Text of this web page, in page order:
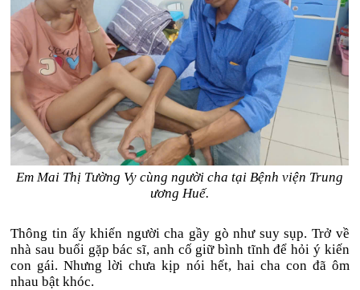
Em Mai Thị Tường Vy cùng người cha tại Bệnh viện Trung
ương Huế.
Thông tin ấy khiến người cha gầy gò như suy sụp. Trở về
nhà sau buổi gặp bác sĩ, anh cố giữ bình tĩnh để hỏi ý kiến
con gái. Nhưng lời chưa kịp nói hết, hai cha con đã ôm
nhau bật khóc.